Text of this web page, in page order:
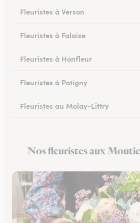
Fleuristes à Verson
Fleuristes à Falaise
Fleuristes à Honfleur
Fleuristes à Potigny
Fleuristes au Molay-Littry
Fleuristes à Saint-Martin-de-
Nos fleuristes aux